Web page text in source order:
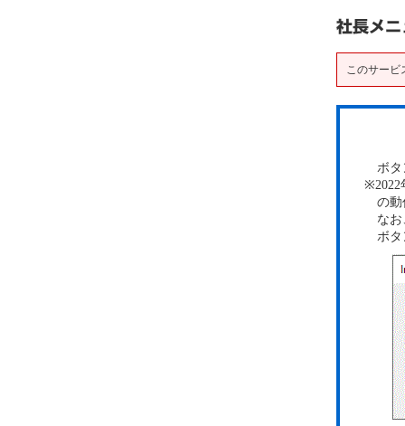
このサービ
ボタ
※2022
の動
なお
ボタ